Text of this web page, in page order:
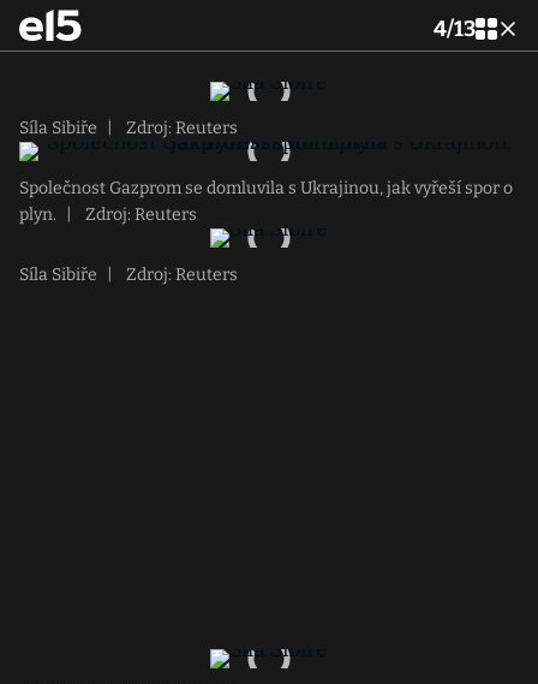
4/13
Síla Sibiře Zdroj: Reuters
Společnost Gazprom se domluvila s Ukrajinou, jak vyřeší spor o
plyn.
Zdroj: Reuters
Síla Sibiře Zdroj: Reuters